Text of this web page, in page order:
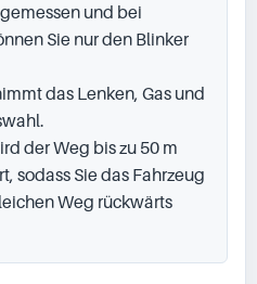
und bei
Sie nur den Blinker
das Lenken, Gas und
der Weg bis zu 50 m
sodass Sie das Fahrzeug
Weg rückwärts